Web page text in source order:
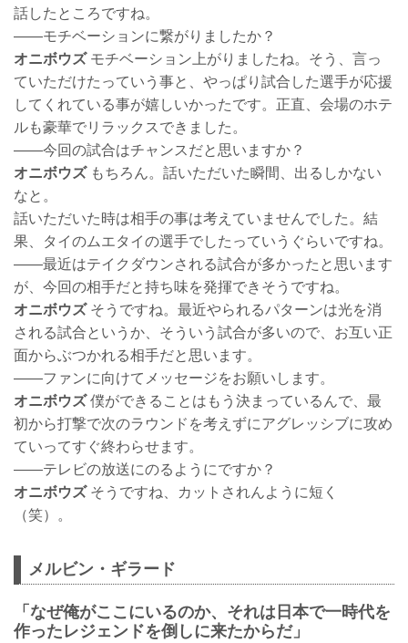
話したところですね。
――モチベーションに繋がりましたか？
オニボウズモチベーション上がりましたね。そう、言っ
ていただけたっていう事と、やっぱり試合した選手が応援
してくれている事が嬉しいかったです。正直、会場のホテ
ルも豪華でリラックスできました。
――今回の試合はチャンスだと思いますか？
オニボウズもちろん。話いただいた瞬間、出るしかない
なと。
話いただいた時は相手の事は考えていませんでした。結
果、タイのムエタイの選手でしたっていうぐらいですね。
――最近はテイクダウンされる試合が多かったと思います
が、今回の相手だと持ち味を発揮できそうですね。
オニボウズそうですね。最近やられるパターンは光を消
される試合というか、そういう試合が多いので、お互い正
面からぶつかれる相手だと思います。
――ファンに向けてメッセージをお願いします。
オニボウズ僕ができることはもう決まっているんで、最
初から打撃で次のラウンドを考えずにアグレッシブに攻め
ていってすぐ終わらせます。
――テレビの放送にのるようにですか？
オニボウズそうですね、カットされんように短く
（笑）。
メルビン・ギラード
「なぜ俺がここにいるのか、それは日本で一時代を
作ったレジェンドを倒しに来たからだ」